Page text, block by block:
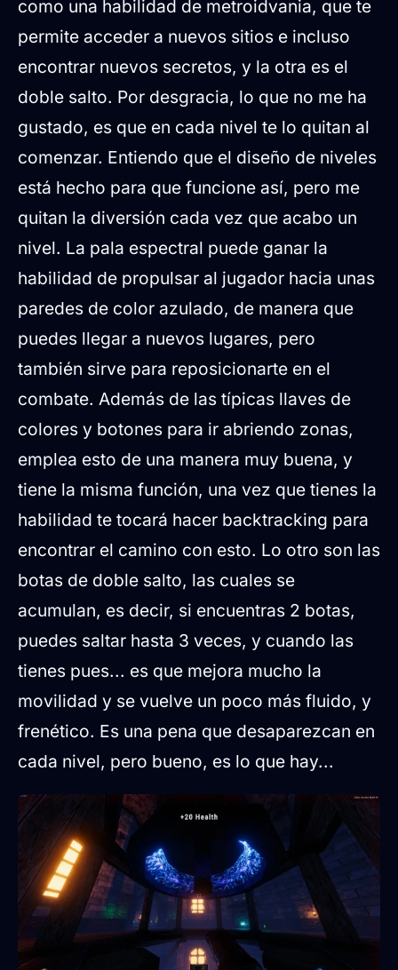
como una habilidad de metroidvania, que te
permite acceder a nuevos sitios e incluso
encontrar nuevos secretos, y la otra es el
doble salto. Por desgracia, lo que no me ha
gustado, es que en cada nivel te lo quitan al
comenzar. Entiendo que el diseño de niveles
está hecho para que funcione así, pero me
quitan la diversión cada vez que acabo un
nivel. La pala espectral puede ganar la
habilidad de propulsar al jugador hacia unas
paredes de color azulado, de manera que
puedes llegar a nuevos lugares, pero
también sirve para reposicionarte en el
combate. Además de las típicas llaves de
colores y botones para ir abriendo zonas,
emplea esto de una manera muy buena, y
tiene la misma función, una vez que tienes la
habilidad te tocará hacer backtracking para
encontrar el camino con esto. Lo otro son las
botas de doble salto, las cuales se
acumulan, es decir, si encuentras 2 botas,
puedes saltar hasta 3 veces, y cuando las
tienes pues... es que mejora mucho la
movilidad y se vuelve un poco más fluido, y
frenético. Es una pena que desaparezcan en
cada nivel, pero bueno, es lo que hay...